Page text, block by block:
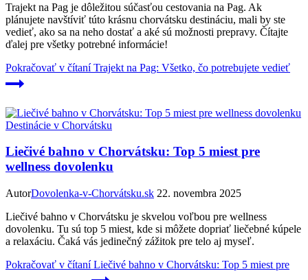
Trajekt na Pag je dôležitou súčasťou cestovania na Pag. Ak
plánujete navštíviť túto krásnu chorvátsku destináciu, mali by ste
vedieť, ako sa na neho dostať a aké sú možnosti prepravy. Čítajte
ďalej pre všetky potrebné informácie!
Pokračovať v čítaníTrajekt na Pag: Všetko, čo potrebujete vedieť
Destinácie v Chorvátsku
Liečivé bahno v Chorvátsku: Top 5 miest pre
wellness dovolenku
AutorDovolenka-v-Chorvátsku.sk 22. novembra 2025
Liečivé bahno v Chorvátsku je skvelou voľbou pre wellness
dovolenku. Tu sú top 5 miest, kde si môžete dopriať liečebné kúpele
a relaxáciu. Čaká vás jedinečný zážitok pre telo aj myseľ.
Pokračovať v čítaníLiečivé bahno v Chorvátsku: Top 5 miest pre